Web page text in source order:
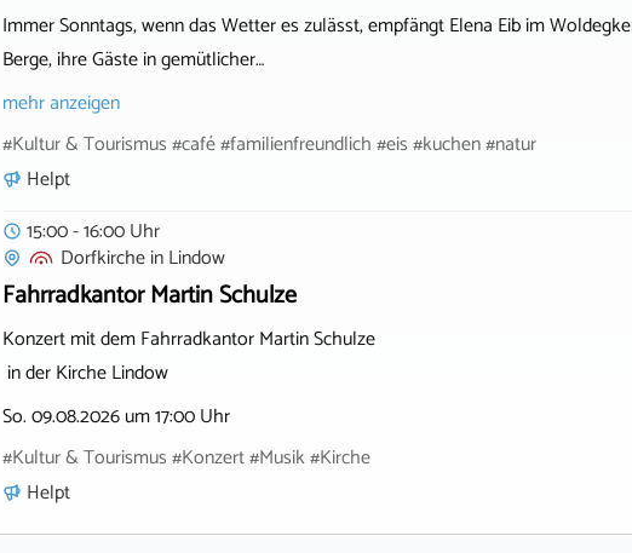
Immer Sonntags, wenn das Wetter es zulässt, empfängt Elena Eib im
Berge, ihre Gäste in gemütlicher…
mehr anzeigen
#Kultur & Tourismus #café #familienfreundlich #eis #kuchen #natur
Helpt
15:00 - 16:00 Uhr
DorfkircheinLindow
Fahrradkantor Martin Schulze
Konzert mit dem Fahrradkantor Martin Schulze
in der Kirche Lindow
So. 09.08.2026 um 17:00 Uhr
#Kultur & Tourismus #Konzert #Musik #Kirche
Helpt